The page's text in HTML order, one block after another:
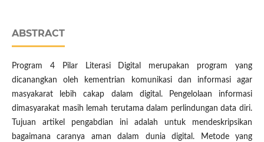
ABSTRACT
Program 4 Pilar Literasi Digital merupakan program yang
dicanangkan oleh kementrian komunikasi dan informasi agar
masyakarat lebih cakap dalam digital. Pengelolaan informasi
dimasyarakat masih lemah terutama dalam perlindungan data diri.
Tujuan artikel pengabdian ini adalah untuk mendeskripsikan
bagaimana caranya aman dalam dunia digital. Metode yang